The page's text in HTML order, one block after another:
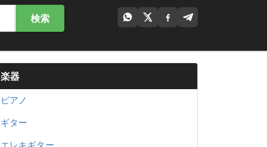
検索
楽器
ピアノ
ギター